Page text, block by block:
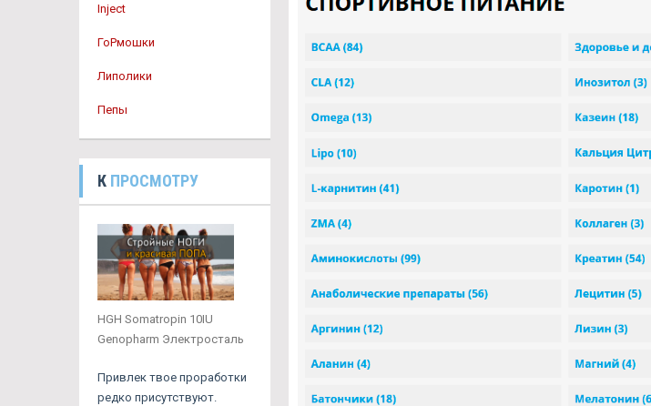
Inject
ГоРмошки
Липолики
Пепы
К ПРОСМОТРУ
HGH Somatropin 10IU
Genopharm Электросталь
Привлек твое проработки
редко присутствуют.